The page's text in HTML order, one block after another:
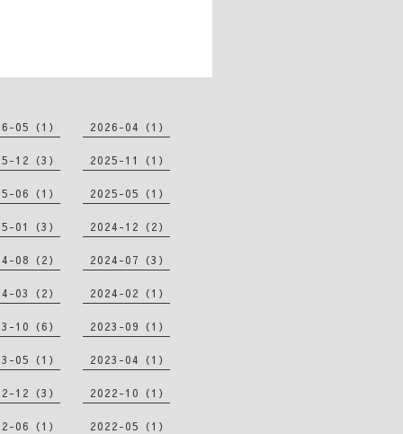
05（1） 2026-04（1）
12（3） 2025-11（1）
06（1） 2025-05（1）
01（3） 2024-12（2）
08（2） 2024-07（3）
03（2） 2024-02（1）
10（6） 2023-09（1）
05（1） 2023-04（1）
12（3） 2022-10（1）
06（1） 2022-05（1）